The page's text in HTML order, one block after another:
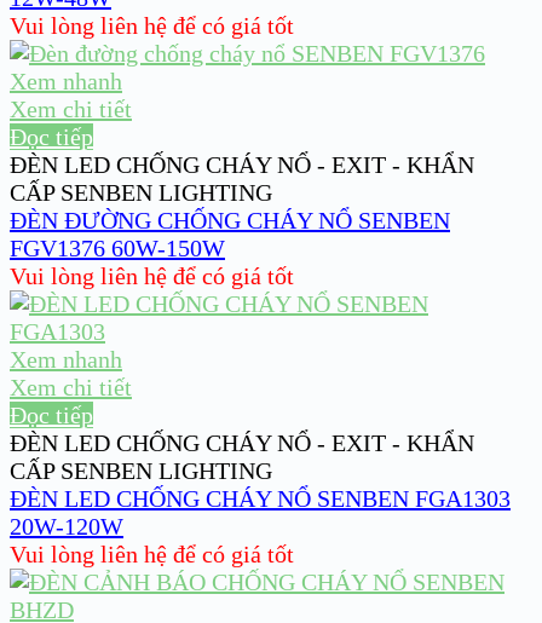
Vui lòng liên hệ để có giá tốt
Xem nhanh
Xem chi tiết
Đọc tiếp
ĐÈN LED CHỐNG CHÁY NỔ - EXIT - KHẨN
CẤP SENBEN LIGHTING
ĐÈN ĐƯỜNG CHỐNG CHÁY NỔ SENBEN
FGV1376 60W-150W
Vui lòng liên hệ để có giá tốt
Xem nhanh
Xem chi tiết
Đọc tiếp
ĐÈN LED CHỐNG CHÁY NỔ - EXIT - KHẨN
CẤP SENBEN LIGHTING
ĐÈN LED CHỐNG CHÁY NỔ SENBEN FGA1303
20W-120W
Vui lòng liên hệ để có giá tốt